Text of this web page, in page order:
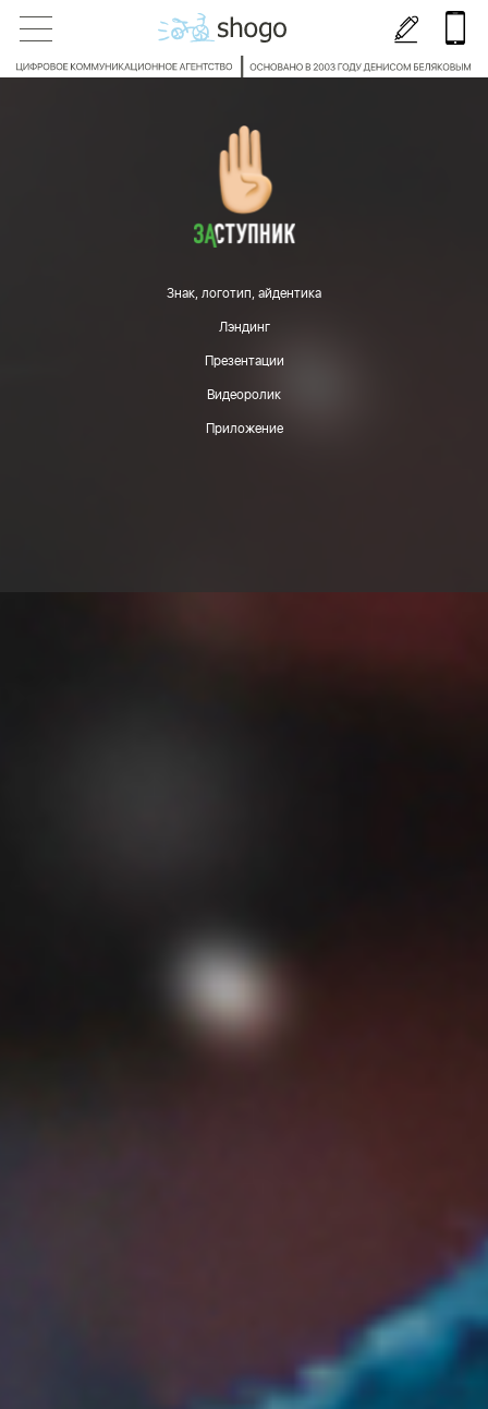
Знак, логотип, айдентика
Лэндинг
Презентации
Видеоролик
Приложение